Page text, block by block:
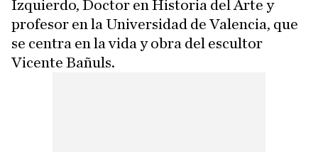
Izquierdo, Doctor en Historia del Arte y
profesor en la Universidad de Valencia, que
se centra en la vida y obra del escultor
Vicente Bañuls.